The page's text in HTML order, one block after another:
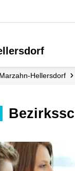
Marzahn-Hellersdorf